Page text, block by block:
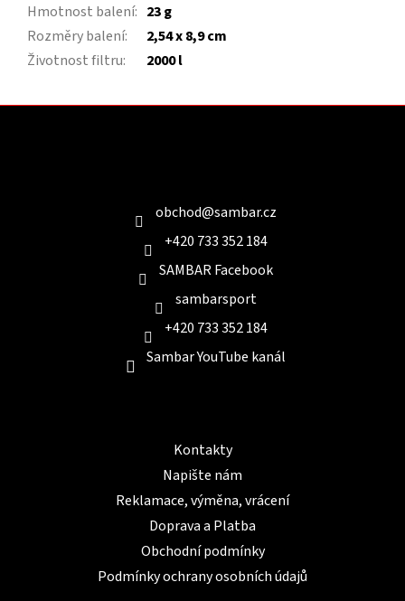
Hmotnost balení: 23 g
Rozměry balení:
2,54 x 8,9 cm
Životnost filtru: 2000 l
obchod@sambar.cz
+420 733 352 184
SAMBAR Facebook
sambarsport
+420 733 352 184
Sambar YouTube kanál
Kontakty
Napište nám
Reklamace, výměna, vrácení
Doprava a Platba
Obchodní podmínky
Podmínky ochrany osobních údajů